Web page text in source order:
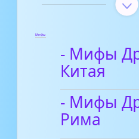
Мифы
- Мифы
Китая
- Мифы
Рима